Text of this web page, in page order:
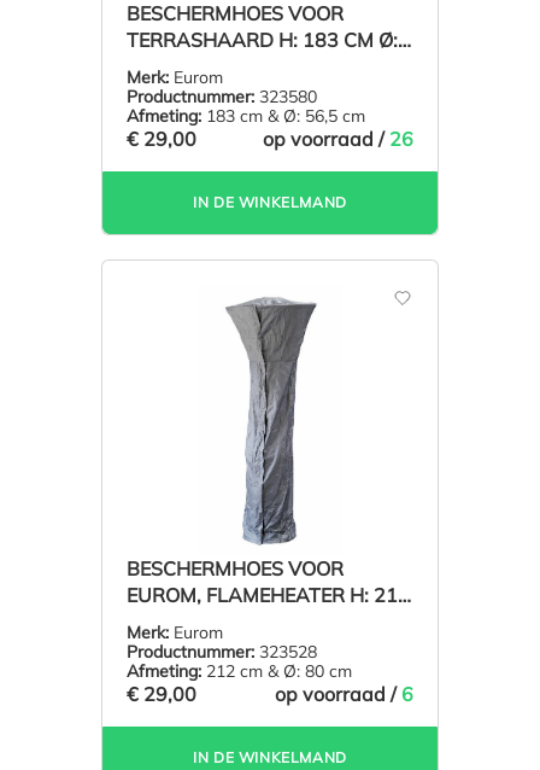
BESCHERMHOES VOOR
TERRASHAARD H: 183 CM Ø:
56,5 CM
Merk: Eurom
Productnummer: 323580
Afmeting: 183 cm & Ø: 56,5 cm
€ 29,00 op voorraad / 26
IN DE WINKELMAND
BESCHERMHOES VOOR
EUROM, FLAMEHEATER H: 212
CM & Ø: 80 CM
Merk: Eurom
Productnummer: 323528
Afmeting: 212 cm & Ø: 80 cm
€ 29,00 op voorraad / 6
IN DE WINKELMAND